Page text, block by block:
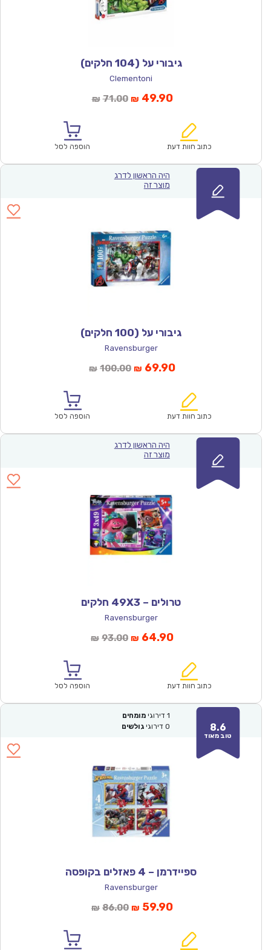
גיבורי על (104 חלקים)
Clementoni
₪ 71.00המחיר
₪71.00.
₪ 49.90המחיר
הוא:
כתוב חוות דעת הוספה לסל
היה הראשון לדרג
מוצר זה
גיבורי על (100 חלקים)
Ravensburger
₪ 100.00המחיר
₪100.00.
₪ 69.90המחיר
הוא:
כתוב חוות דעת הוספה לסל
היה הראשון לדרג
מוצר זה
טרולים – 49X3 חלקים
Ravensburger
₪ 93.00המחיר
₪93.00.
₪ 64.90המחיר
הוא:
כתוב חוות דעת הוספה לסל
8.6
טוב מאוד
1 דירוגי מומחים
0 דירוגי גולשים
ספיידרמן – 4 פאזלים בקופסה
Ravensburger
₪ 86.00המחיר
₪ 59.90המחיר
הוא: